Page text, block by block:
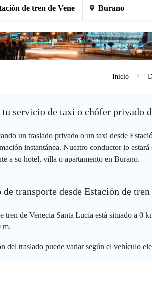
Inicio
tu servicio de taxi o chófer privado
un traslado privado o un taxi desde
instantánea. Nuestro conductor lo
a su hotel, villa o apartamento en Burano.
transporte desde Estación de
tren de Venecia Santa Lucía está situado a 0
m.
del traslado puede variar según el vehículo